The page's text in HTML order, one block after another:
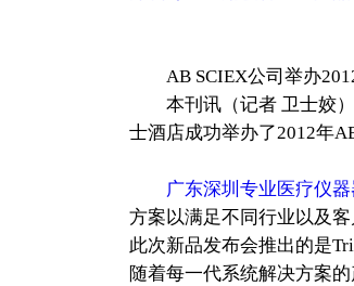
AB SCIEX公司举办
本刊讯（记者 卫士姣）6
士酒店成功举办了2012年
广东深圳专业医疗仪
方案以满足不同行业以及客
此次新品发布会推出的是
随着每一代系统解决方案